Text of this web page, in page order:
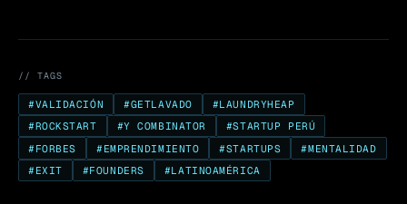
// TAGS
#VALIDACIÓN #GETLAVADO #LAUNDRYHEAP
#ROCKSTART #Y COMBINATOR #STARTUP PERÚ
# FORBES # EMPRENDIMIENTO #STARTUPS #MENTALIDAD
# EXIT #FOUNDERS #LATINOAMÉRICA